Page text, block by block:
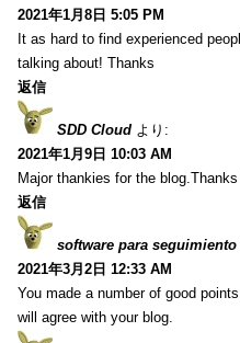
2021年1月8日 5:05 PM
It as hard to find experienced
talking about! Thanks
返信
SDD Cloud より:
2021年1月9日 10:03 AM
Major thankies for the blog.Thanks
返信
software para
2021年3月2日 12:33 AM
You made a number of good
will agree with your blog.